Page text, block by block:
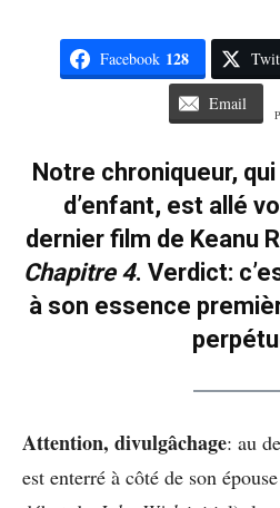
Facebook 128
Email
Notre chroniqueur,
d’enfant, est allé
dernier film de Keanu
Chapitre 4. Verdict:
à son essence
Attention, divulgâchage: au
est enterré à côté de son